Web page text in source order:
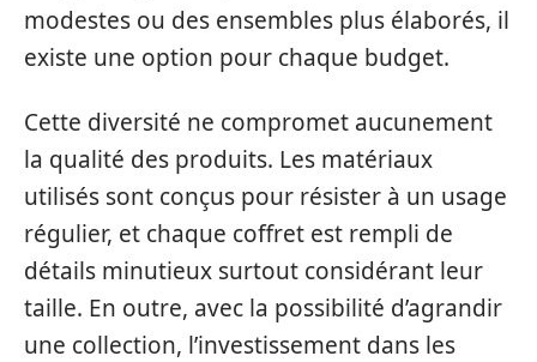
modestes ou des ensembles plus élaborés, il
existe une option pour chaque budget.
Cette diversité ne compromet aucunement
la qualité des produits. Les matériaux
utilisés sont conçus pour résister à un usage
régulier, et chaque coffret est rempli de
détails minutieux surtout considérant leur
taille. En outre, avec la possibilité d’agrandir
une collection, l’investissement dans les